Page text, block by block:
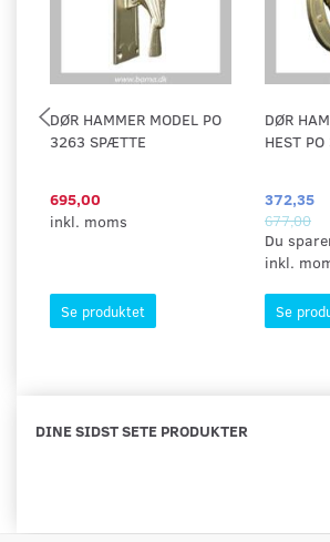
DØR HAMMER MODEL PO
3263 SPÆTTE
695,00
inkl. moms
Se produktet
DØR
HEST
372,35
677,00
Du
inkl.
Se
DINE SIDST SETE PRODUKTER